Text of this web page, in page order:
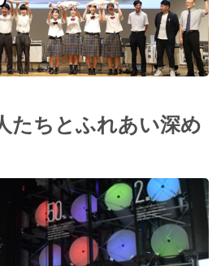
たちとふれあい深め